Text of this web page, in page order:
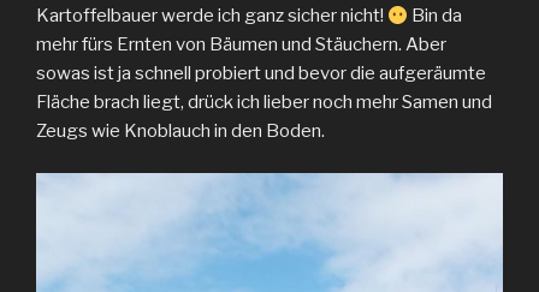
Kartoffelbauer werde ich ganz sicher nicht!
Bin da
mehr fürs Ernten von Bäumen und Stäuchern. Aber
sowas ist ja schnell probiert und bevor die aufgeräumte
Fläche brach liegt, drück ich lieber noch mehr Samen und
Zeugs wie Knoblauch in den Boden.